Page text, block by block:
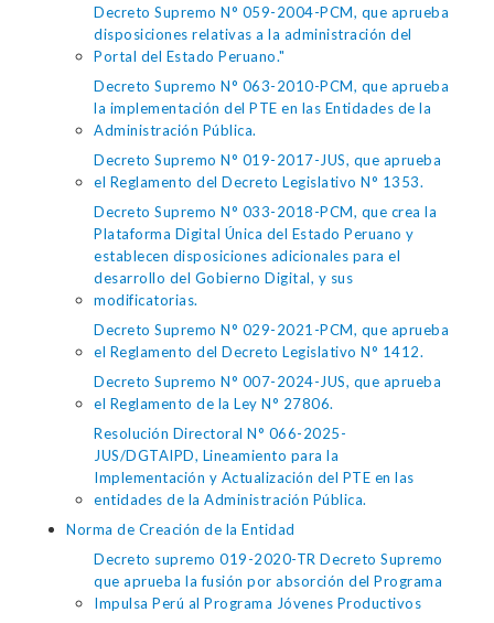
Decreto Supremo N° 059-2004-PCM, que aprueba
disposiciones relativas a la administración del
Portal del Estado Peruano."
Decreto Supremo N° 063-2010-PCM, que aprueba
la implementación del PTE en las Entidades de la
Administración Pública.
Decreto Supremo N° 019-2017-JUS, que aprueba
el Reglamento del Decreto Legislativo N° 1353.
Decreto Supremo N° 033-2018-PCM, que crea la
Plataforma Digital Única del Estado Peruano y
establecen disposiciones adicionales para el
desarrollo del Gobierno Digital, y sus
modificatorias.
Decreto Supremo N° 029-2021-PCM, que aprueba
el Reglamento del Decreto Legislativo N° 1412.
Decreto Supremo N° 007-2024-JUS, que aprueba
el Reglamento de la Ley N° 27806.
Resolución Directoral N° 066-2025-
JUS/DGTAIPD, Lineamiento para la
Implementación y Actualización del PTE en las
entidades de la Administración Pública.
Norma de Creación de la Entidad
Decreto supremo 019-2020-TR Decreto Supremo
que aprueba la fusión por absorción del Programa
Impulsa Perú al Programa Jóvenes Productivos